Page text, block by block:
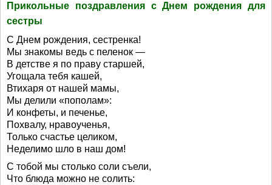
Прикольные поздравления с Днем рождения для
сестры
С Днем рождения, сестренка!
Мы знакомы ведь с пеленок —
В детстве я по праву старшей,
Угощала тебя кашей,
Втихаря от нашей мамы,
Мы делили «пополам»:
И конфеты, и печенье,
Похвалу, нравоученья,
Только счастье целиком,
Неделимо шло в наш дом!
С тобой мы столько соли съели,
Что блюда можно не солить: